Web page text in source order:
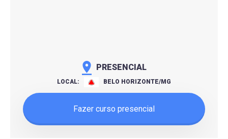
PRESENCIAL
LOCAL: BELO HORIZONTE/MG
Fazer curso presencial